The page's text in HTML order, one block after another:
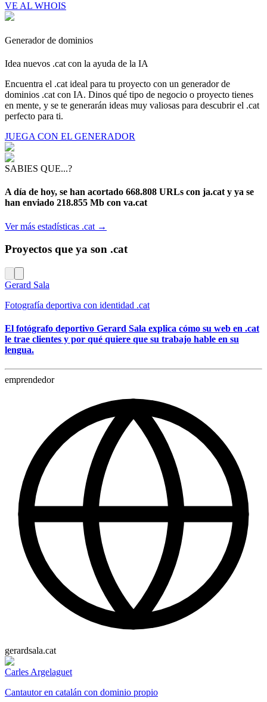
VE AL WHOIS
Generador de dominios
Idea nuevos .cat con la ayuda de la IA
Encuentra el .cat ideal para tu proyecto con un generador de
dominios .cat con IA. Dinos qué tipo de negocio o proyecto tienes
en mente, y se te generarán ideas muy valiosas para descubrir el .cat
perfecto para ti.
JUEGA CON EL GENERADOR
SABIES QUE...?
A día de hoy, se han acortado 668.808 URLs con ja.cat y ya se
han enviado 218.855 Mb con va.cat
Ver más estadísticas .cat →
Proyectos que ya son .cat
Gerard Sala
Fotografía deportiva con identidad .cat
El fotógrafo deportivo Gerard Sala explica cómo su web en .cat
le trae clientes y por qué quiere que su trabajo hable en su
lengua.
emprendedor
gerardsala.cat
Carles Argelaguet
Cantautor en catalán con dominio propio